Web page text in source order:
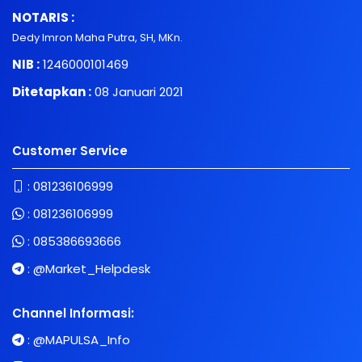
NOTARIS :
Dedy Imron Maha Putra, SH, MKn.
NIB :1246000101469
Ditetapkan :08 Januari 2021
Customer Service
: 081236106999
: 081236106999
: 085386693666
: @Market_Helpdesk
Channel Informasi:
: @MAPULSA_Info